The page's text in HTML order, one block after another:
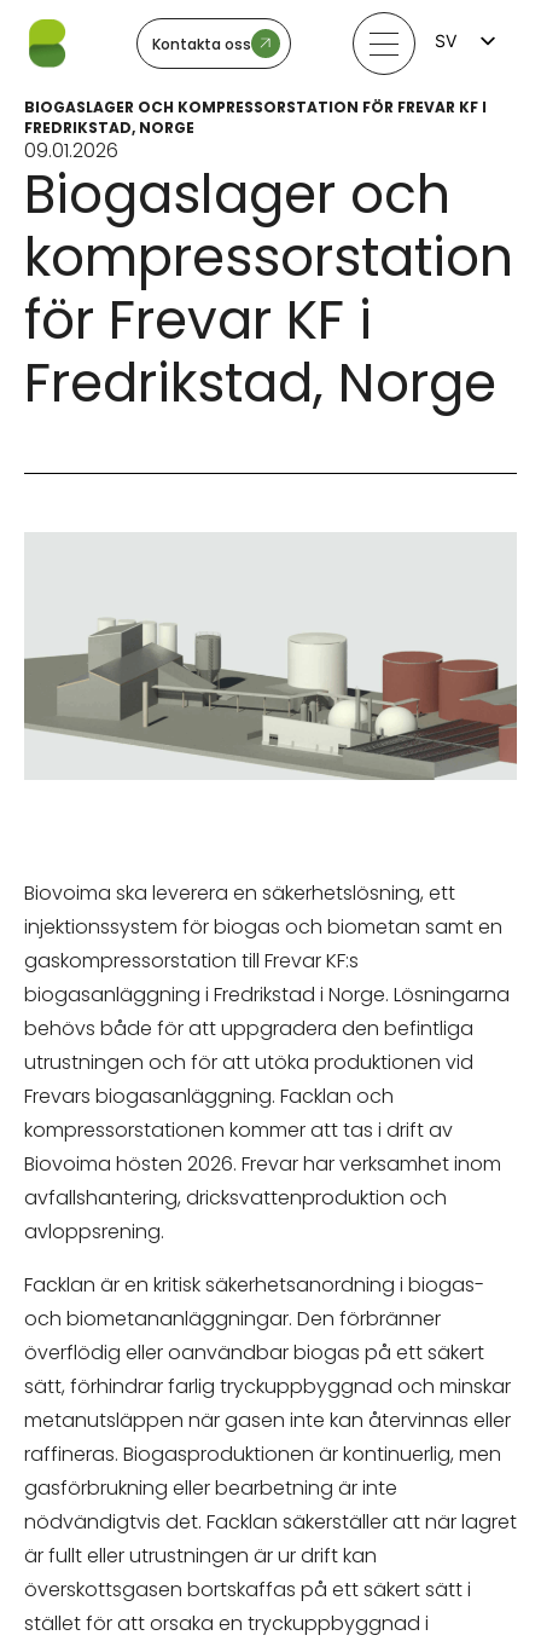
Kontakta oss
SV
LV
NO
BIOGASLAGER OCH KOMPRESSORSTATION FÖR FREVAR KF I
FREDRIKSTAD, NORGE
09.01.2026
Biogaslager och
kompressorstation
för Frevar KF i
Fredrikstad, Norge
Biovoima ska leverera en säkerhetslösning, ett
injektionssystem för biogas och biometan samt en
gaskompressorstation till Frevar KF:s
biogasanläggning i Fredrikstad i Norge. Lösningarna
behövs både för att uppgradera den befintliga
utrustningen och för att utöka produktionen vid
Frevars biogasanläggning. Facklan och
kompressorstationen kommer att tas i drift av
Biovoima hösten 2026. Frevar har verksamhet inom
avfallshantering, dricksvattenproduktion och
avloppsrening.
Facklan är en kritisk säkerhetsanordning i biogas-
och biometananläggningar. Den förbränner
överflödig eller oanvändbar biogas på ett säkert
sätt, förhindrar farlig tryckuppbyggnad och minskar
metanutsläppen när gasen inte kan återvinnas eller
raffineras. Biogasproduktionen är kontinuerlig, men
gasförbrukning eller bearbetning är inte
nödvändigtvis det. Facklan säkerställer att när lagret
är fullt eller utrustningen är ur drift kan
överskottsgasen bortskaffas på ett säkert sätt i
stället för att orsaka en tryckuppbyggnad i